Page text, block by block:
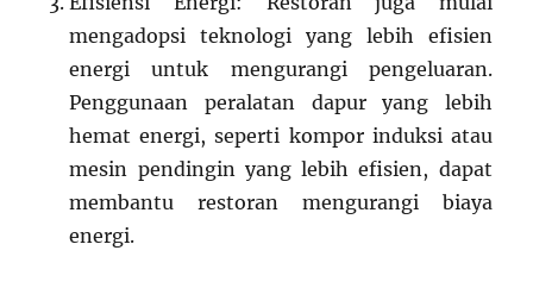
mengadopsi teknologi yang lebih efisien
energi untuk mengurangi pengeluaran.
Penggunaan peralatan dapur yang lebih
hemat energi, seperti kompor induksi atau
mesin pendingin yang lebih efisien, dapat
membantu restoran mengurangi biaya
energi.